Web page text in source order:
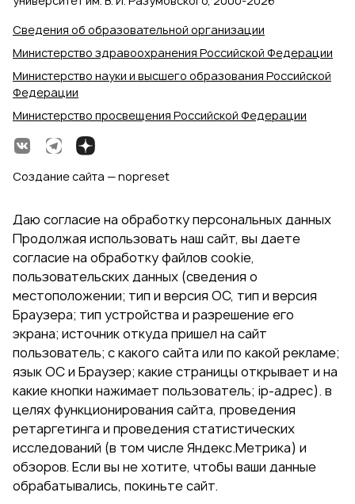
Сведения об образовательной организации
Министерство здравоохранения Российской Федерации
Министерство науки и высшего образования Российской
Федерации
Министерство просвещения Российской Федерации
Создание сайта — nopreset
Даю согласие на обработку персональных данных
Продолжая использовать наш сайт, вы даете
согласие на обработку файлов cookie,
пользовательских данных (сведения о
местоположении; тип и версия ОС, тип и версия
Браузера; тип устройства и разрешение его
экрана; источник откуда пришел на сайт
пользователь; с какого сайта или по какой рекламе;
язык ОС и Браузер; какие страницы открывает и на
какие кнопки нажимает пользователь; ip-адрес). в
целях функционирования сайта, проведения
ретаргетинга и проведения статистических
исследований (в том числе Яндекс.Метрика) и
обзоров. Если вы не хотите, чтобы ваши данные
обрабатывались, покиньте сайт.